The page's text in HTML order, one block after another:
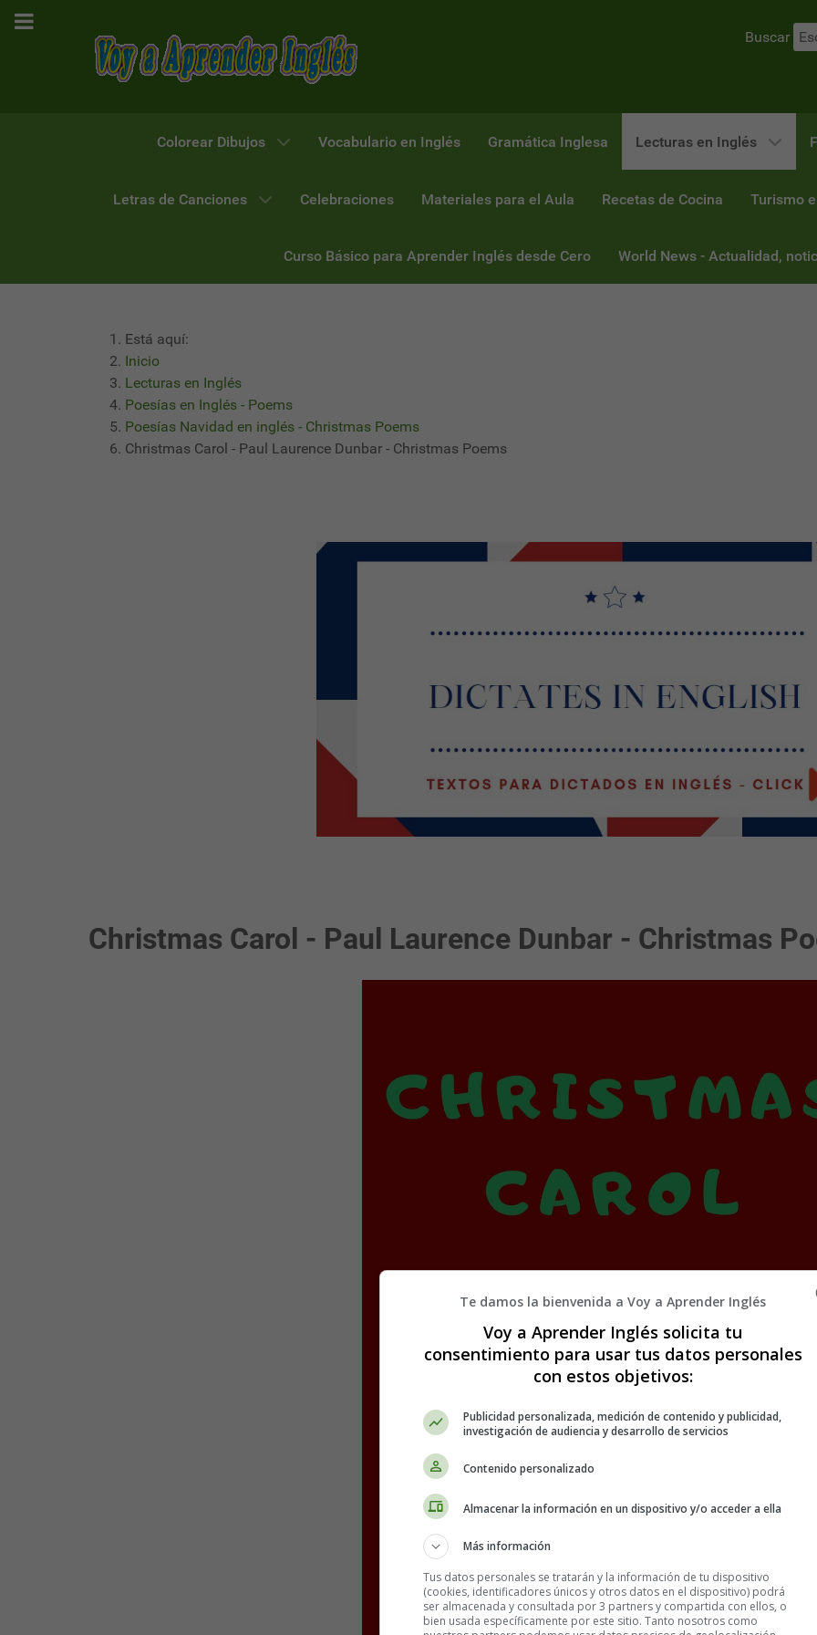
Buscar
Colorear Dibujos Vocabulario en Inglés Gramática Inglesa Lecturas en Inglés
Letras de Canciones Celebraciones Materiales para el Aula Recetas de Cocina Turismo
Curso Básico para Aprender Inglés desde Cero World News - Actualidad,
Está aquí:
Inicio
Lecturas en Inglés
Poesías en Inglés - Poems
Poesías Navidad en inglés - Christmas Poems
Christmas Carol - Paul Laurence Dunbar - Christmas Poems
Christmas Carol - Paul Laurence Dunbar - Christmas
Te damos la bienvenida a Voy a Aprender Inglés
Voy a Aprender Inglés solicita tu
consentimiento para usar tus datos personales
con estos objetivos:
Publicidad personalizada, medición de contenido y publicidad,
investigación de audiencia y desarrollo de servicios
Contenido personalizado
Almacenar la información en un dispositivo y/o acceder a ella
Más información
Tus datos personales se tratarán y la información de tu dispositivo
(cookies, identificadores únicos y otros datos en el dispositivo) podrá
ser almacenada y consultada por 3 partners y compartida con ellos, o
bien usada específicamente por este sitio. Tanto nosotros como